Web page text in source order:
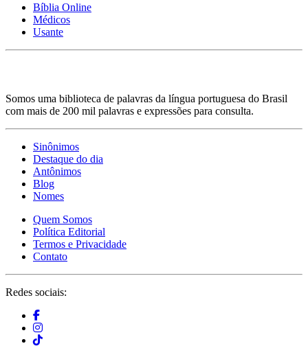
Bíblia Online
Médicos
Usante
Somos uma biblioteca de palavras da língua portuguesa do Brasil
com mais de 200 mil palavras e expressões para consulta.
Sinônimos
Destaque do dia
Antônimos
Blog
Nomes
Quem Somos
Política Editorial
Termos e Privacidade
Contato
Redes sociais: